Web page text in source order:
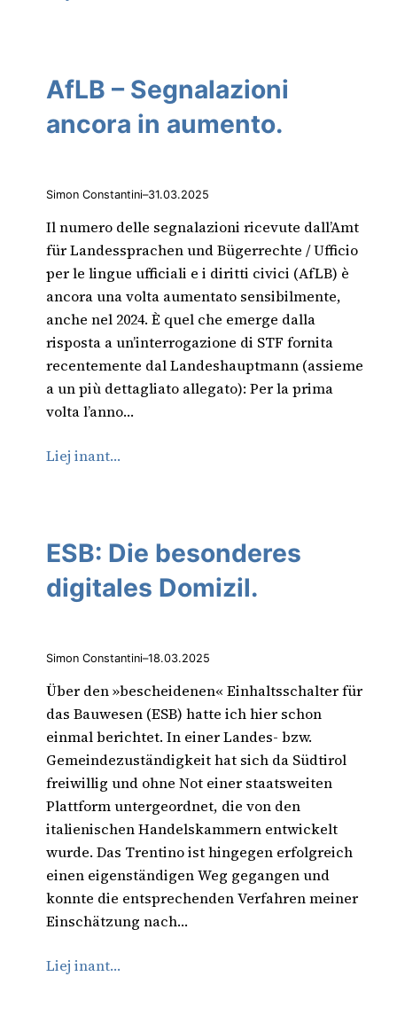
AfLB – Segnalazioni
ancora in aumento.
Simon Constantini–31.03.2025
Il numero delle segnalazioni ricevute dall’Amt
für Landessprachen und Bügerrechte / Ufficio
per le lingue ufficiali e i diritti civici (AfLB) è
ancora una volta aumentato sensibilmente,
anche nel 2024. È quel che emerge dalla
risposta a un’interrogazione di STF fornita
recentemente dal Landeshauptmann (assieme
a un più dettagliato allegato): Per la prima
volta l’anno…
Liej inant…
ESB: Die besonderes
digitales Domizil.
Simon Constantini–18.03.2025
Über den »bescheidenen« Einhaltsschalter für
das Bauwesen (ESB) hatte ich hier schon
einmal berichtet. In einer Landes- bzw.
Gemeindezuständigkeit hat sich da Südtirol
freiwillig und ohne Not einer staatsweiten
Plattform untergeordnet, die von den
italienischen Handelskammern entwickelt
wurde. Das Trentino ist hingegen erfolgreich
einen eigenständigen Weg gegangen und
konnte die entsprechenden Verfahren meiner
Einschätzung nach…
Liej inant…